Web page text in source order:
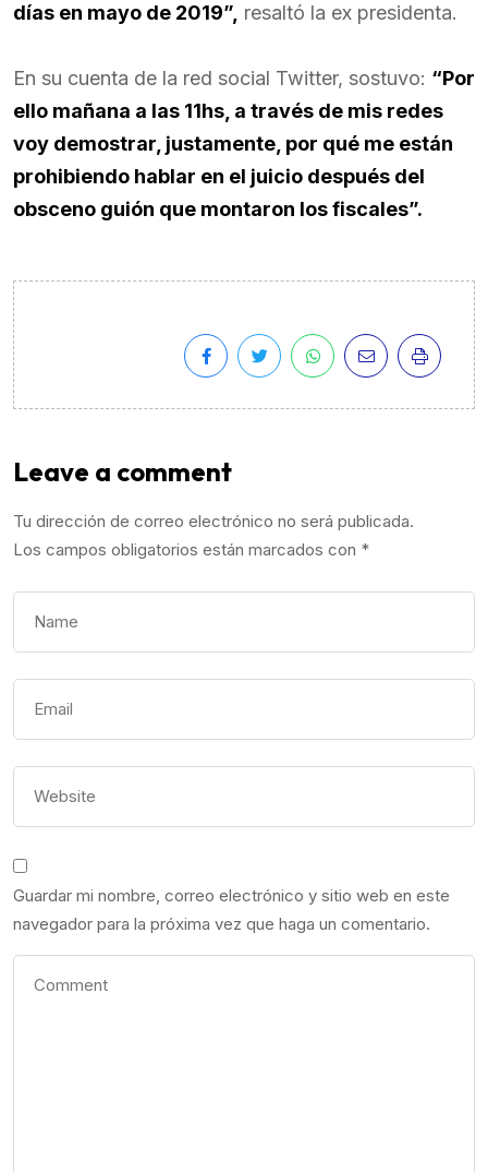
días en mayo de 2019”, resaltó la ex presidenta.
En su cuenta de la red social Twitter, sostuvo: “Por
ello mañana a las 11hs, a través de mis redes
voy demostrar, justamente, por qué me están
prohibiendo hablar en el juicio después del
obsceno guión que montaron los fiscales”.
Leave a comment
Tu dirección de correo electrónico no será publicada.
Los campos obligatorios están marcados con *
Guardar mi nombre, correo electrónico y sitio web en este
navegador para la próxima vez que haga un comentario.